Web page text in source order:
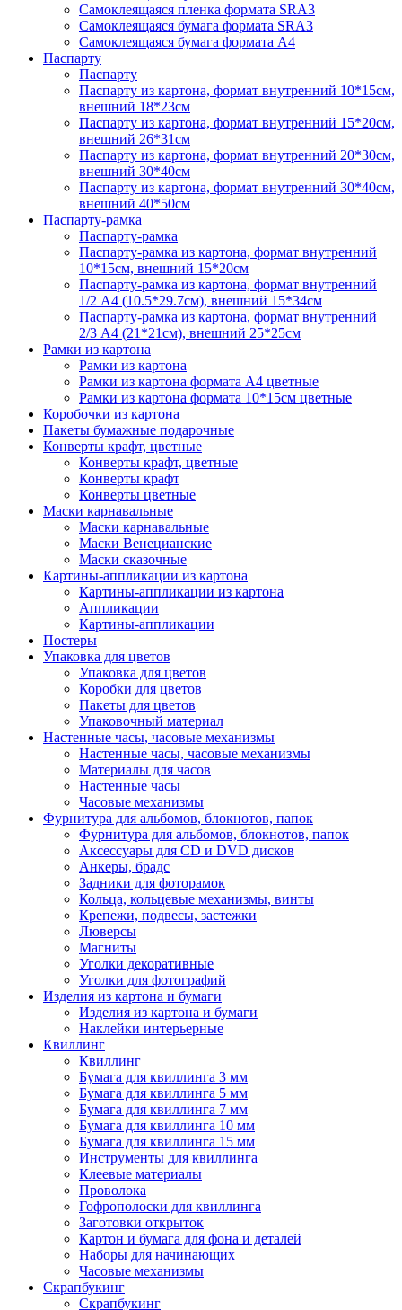
Самоклеящаяся пленка формата SRА3
Самоклеящаяся бумага формата SRА3
Самоклеящаяся бумага формата А4
Паспарту
Паспарту
Паспарту из картона, формат внутренний 10*15см,
внешний 18*23см
Паспарту из картона, формат внутренний 15*20см,
внешний 26*31см
Паспарту из картона, формат внутренний 20*30см,
внешний 30*40см
Паспарту из картона, формат внутренний 30*40см,
внешний 40*50см
Паспарту-рамка
Паспарту-рамка
Паспарту-рамка из картона, формат внутренний
10*15см, внешний 15*20см
Паспарту-рамка из картона, формат внутренний
1/2 А4 (10.5*29.7см), внешний 15*34см
Паспарту-рамка из картона, формат внутренний
2/3 А4 (21*21см), внешний 25*25см
Рамки из картона
Рамки из картона
Рамки из картона формата А4 цветные
Рамки из картона формата 10*15см цветные
Коробочки из картона
Пакеты бумажные подарочные
Конверты крафт, цветные
Конверты крафт, цветные
Конверты крафт
Конверты цветные
Маски карнавальные
Маски карнавальные
Маски Венецианские
Маски сказочные
Картины-аппликации из картона
Картины-аппликации из картона
Аппликации
Картины-аппликации
Постеры
Упаковка для цветов
Упаковка для цветов
Коробки для цветов
Пакеты для цветов
Упаковочный материал
Настенные часы, часовые механизмы
Настенные часы, часовые механизмы
Материалы для часов
Настенные часы
Часовые механизмы
Фурнитура для альбомов, блокнотов, папок
Фурнитура для альбомов, блокнотов, папок
Аксессуары для CD и DVD дисков
Анкеры, брадс
Задники для фоторамок
Кольца, кольцевые механизмы, винты
Крепежи, подвесы, застежки
Люверсы
Магниты
Уголки декоративные
Уголки для фотографий
Изделия из картона и бумаги
Изделия из картона и бумаги
Наклейки интерьерные
Квиллинг
Квиллинг
Бумага для квиллинга 3 мм
Бумага для квиллинга 5 мм
Бумага для квиллинга 7 мм
Бумага для квиллинга 10 мм
Бумага для квиллинга 15 мм
Инструменты для квиллинга
Клеевые материалы
Проволока
Гофрополоски для квиллинга
Заготовки открыток
Картон и бумага для фона и деталей
Наборы для начинающих
Часовые механизмы
Скрапбукинг
Скрапбукинг